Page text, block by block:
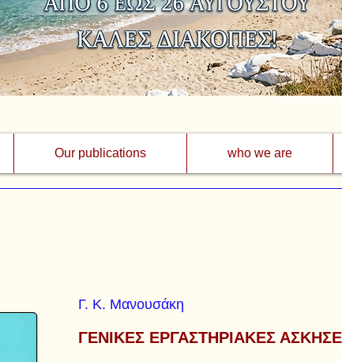
Our publications who we are
Γ. Κ. Μανουσάκη
ΓΕΝΙΚΕΣ ΕΡΓΑΣΤΗΡΙΑΚΕΣ